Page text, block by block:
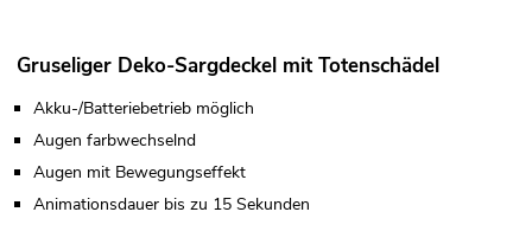
Gruseliger Deko-Sargdeckel mit Totenschädel
Akku-/Batteriebetrieb möglich
Augen farbwechselnd
Augen mit Bewegungseffekt
Animationsdauer bis zu 15 Sekunden